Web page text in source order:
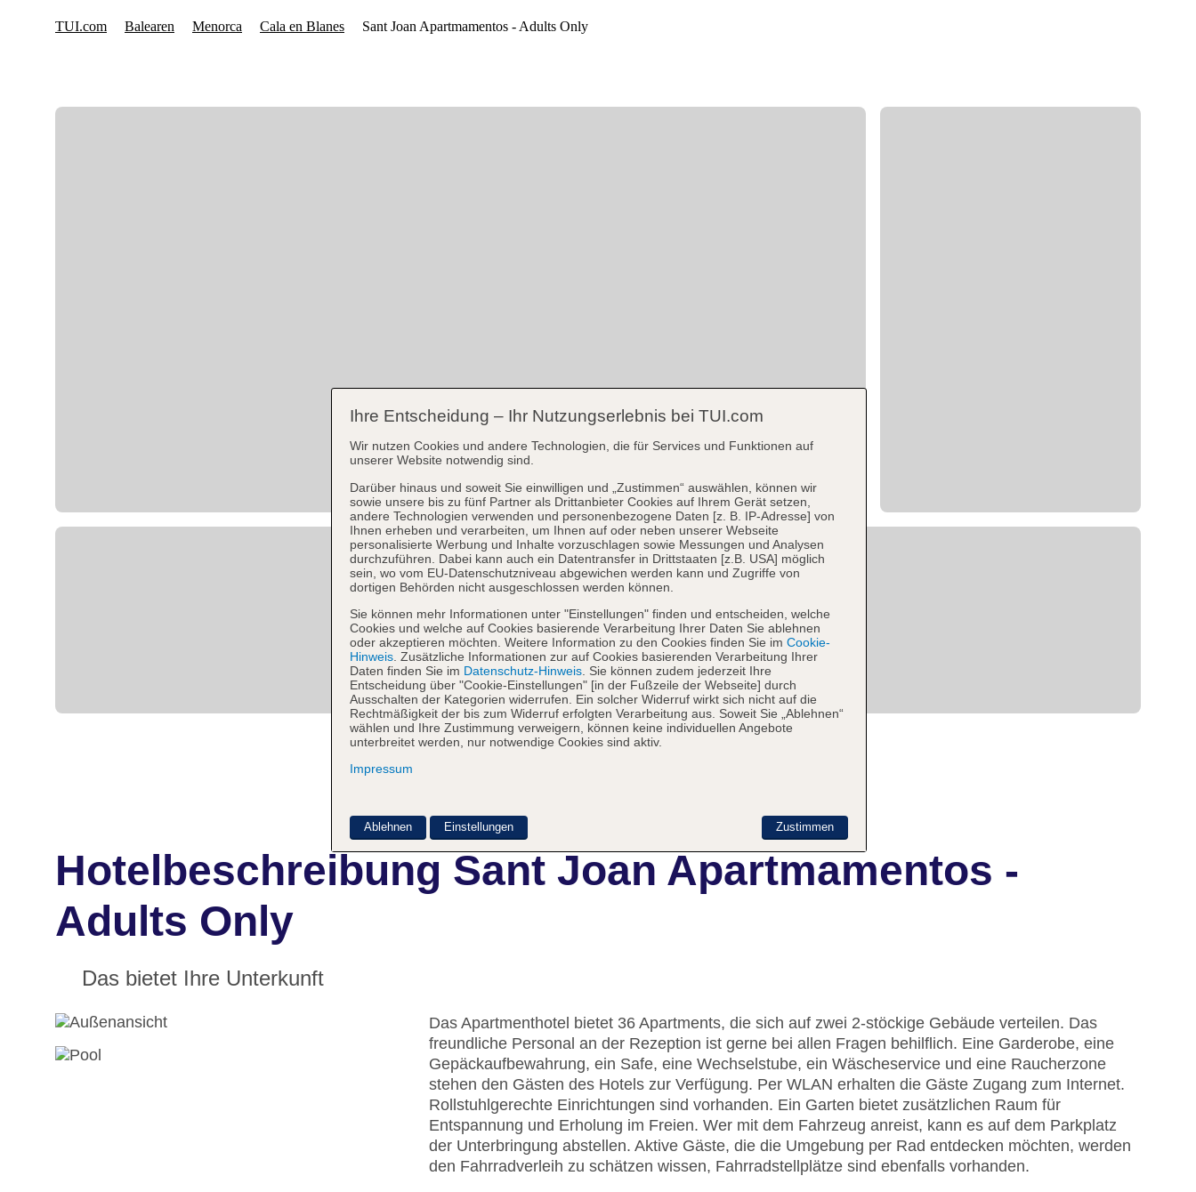
Hotelbeschreibung Sant Joan Apartmamentos -
Adults Only
Das bietet Ihre Unterkunft
Das Apartmenthotel bietet 36 Apartments, die sich auf zwei 2-stöckige Gebäude verteilen. Das
freundliche Personal an der Rezeption ist gerne bei allen Fragen behilflich. Eine Garderobe, eine
Gepäckaufbewahrung, ein Safe, eine Wechselstube, ein Wäscheservice und eine Raucherzone
stehen den Gästen des Hotels zur Verfügung. Per WLAN erhalten die Gäste Zugang zum Internet.
Rollstuhlgerechte Einrichtungen sind vorhanden. Ein Garten bietet zusätzlichen Raum für
Entspannung und Erholung im Freien. Wer mit dem Fahrzeug anreist, kann es auf dem Parkplatz
der Unterbringung abstellen. Aktive Gäste, die die Umgebung per Rad entdecken möchten, werden
den Fahrradverleih zu schätzen wissen, Fahrradstellplätze sind ebenfalls vorhanden.
Ihre Entscheidung – Ihr Nutzungserlebnis bei TUI.com
Wir nutzen Cookies und andere Technologien, die für Services und Funktionen auf
unserer Website notwendig sind.
Darüber hinaus und soweit Sie einwilligen und „Zustimmen“ auswählen, können wir
sowie unsere bis zu fünf Partner als Drittanbieter Cookies auf Ihrem Gerät setzen,
andere Technologien verwenden und personenbezogene Daten [z. B. IP-Adresse] von
Ihnen erheben und verarbeiten, um Ihnen auf oder neben unserer Webseite
personalisierte Werbung und Inhalte vorzuschlagen sowie Messungen und Analysen
durchzuführen. Dabei kann auch ein Datentransfer in Drittstaaten [z.B. USA] möglich
sein, wo vom EU-Datenschutzniveau abgewichen werden kann und Zugriffe von
dortigen Behörden nicht ausgeschlossen werden können.
Sie können mehr Informationen unter "Einstellungen" finden und entscheiden, welche
Cookies und welche auf Cookies basierende Verarbeitung Ihrer Daten Sie ablehnen
oder akzeptieren möchten. Weitere Information zu den Cookies finden Sie im Cookie-
Hinweis . Zusätzliche Informationen zur auf Cookies basierenden Verarbeitung Ihrer
Daten finden Sie im Datenschutz-Hinweis . Sie können zudem jederzeit Ihre
Entscheidung über "Cookie-Einstellungen" [in der Fußzeile der Webseite] durch
Ausschalten der Kategorien widerrufen. Ein solcher Widerruf wirkt sich nicht auf die
Rechtmäßigkeit der bis zum Widerruf erfolgten Verarbeitung aus. Soweit Sie „Ablehnen“
wählen und Ihre Zustimmung verweigern, können keine individuellen Angebote
unterbreitet werden, nur notwendige Cookies sind aktiv.
Impressum
Zustimmen
Ablehnen Einstellungen